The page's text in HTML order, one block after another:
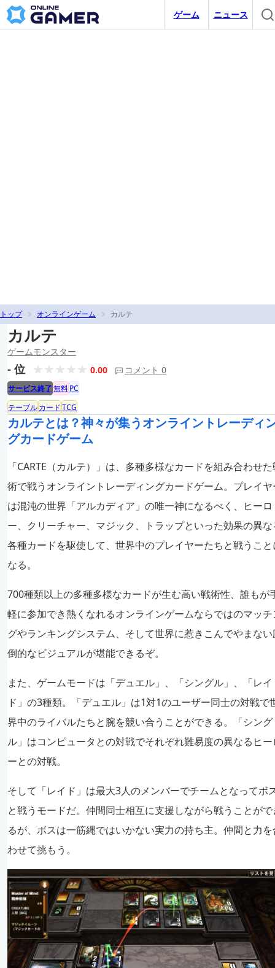
ゲーム ニュース
トップ オンラインゲーム カルテ
カルテ
ゲームモンスター
- 位 0.00 コメント 0
サービス終了無料PC
テーブルカードTCG
カルテとは？神々が集うオンライントレーディ
グカードゲーム
「CARTE（カルテ）」は、多種多様なカードを組み合わせ
術で戦うオンライントレーディングカードゲーム。プレイヤ
は混沌の世界「アルカディア」の唯一神になるべく、ヒーロ
ー、クリーチャー、マジック、トラップといった効果の異な
各種カードを駆使して、世界中のプレイヤーたちと戦うこと
なる。
700種類以上の多種多様なカードが生む高い戦術性、誰もが
軽に参加でき熱くなれるオンラインゲームならではのマッチ
グやランキングシステム、そして世界に惹きこんでやまない
倒的なビジュアルが堪能できるぞ。
また、ゲームモードは「デュエル」、「シングル」、「レイ
ド」の3種類。「デュエル」は1対1のユーザー同士の対戦で
界中のライバルたちと腕を競い合うことができる。「シング
ル」はコンピュータとの対戦でそれぞれ難易度の異なるヒー
ーとの対戦。
そして「レイド」は最大3人のメンバーでチームとなってボ
と戦うモードだ。仲間同士相互に支援しながら戦うことがで
るが、ボスは一筋縄ではいかない実力の持ち主。仲間と力を
わせて挑もう。